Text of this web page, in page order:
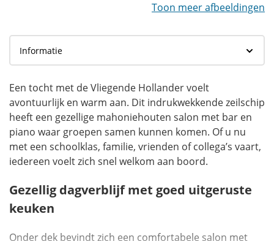
Toon meer afbeeldingen
Een tocht met de Vliegende Hollander voelt
avontuurlijk en warm aan. Dit indrukwekkende zeilschip
heeft een gezellige mahoniehouten salon met bar en
piano waar groepen samen kunnen komen. Of u nu
met een schoolklas, familie, vrienden of collega’s vaart,
iedereen voelt zich snel welkom aan boord.
Gezellig dagverblijf met goed uitgeruste
keuken
Onder dek bevindt zich een comfortabele salon met